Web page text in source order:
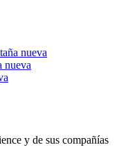
nueva
nueva
y de sus compañías